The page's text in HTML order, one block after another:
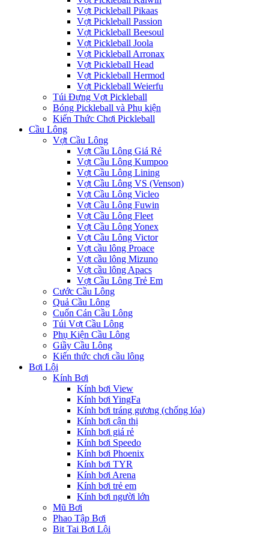
Vợt Pickleball Pikaas
Vợt Pickleball Passion
Vợt Pickleball Beesoul
Vợt Pickleball Joola
Vợt Pickleball Arronax
Vợt Pickleball Head
Vợt Pickleball Hermod
Vợt Pickleball Weierfu
Túi Đựng Vợt Pickleball
Bóng Pickleball và Phụ kiện
Kiến Thức Chơi Pickleball
Cầu Lông
Vợt Cầu Lông
Vợt Cầu Lông Giá Rẻ
Vợt Cầu Lông Kumpoo
Vợt Cầu Lông Lining
Vợt Cầu Lông VS (Venson)
Vợt Cầu Lông Vicleo
Vợt Cầu Lông Fuwin
Vợt Cầu Lông Fleet
Vợt Cầu Lông Yonex
Vợt Cầu Lông Victor
Vợt cầu lông Proace
Vợt cầu lông Mizuno
Vợt cầu lông Apacs
Vợt Cầu Lông Trẻ Em
Cước Cầu Lông
Quả Cầu Lông
Cuốn Cán Cầu Lông
Túi Vợt Cầu Lông
Phụ Kiện Cầu Lông
Giầy Cầu Lông
Kiến thức chơi cầu lông
Bơi Lội
Kính Bơi
Kính bơi View
Kính bơi YingFa
Kính bơi tráng gương (chống lóa)
Kính bơi cận thị
Kính bơi giá rẻ
Kính bơi Speedo
Kính bơi Phoenix
Kính bơi TYR
Kính bơi Arena
Kính bơi trẻ em
Kính bơi người lớn
Mũ Bơi
Phao Tập Bơi
Bit Tai Bơi Lội